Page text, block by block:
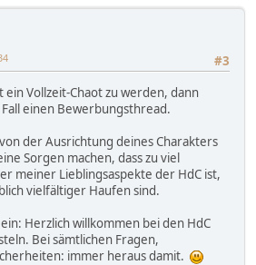
#3
ein Vollzeit-Chaot zu werden, dann
einen Bewerbungsthread.
der Ausrichtung deines Charakters
Sorgen machen, dass zu viel
meiner Lieblingsaspekte der HdC ist,
vielfältiger Haufen sind.
Herzlich willkommen bei den HdC
Bei sämtlichen Fragen,
immer heraus damit.